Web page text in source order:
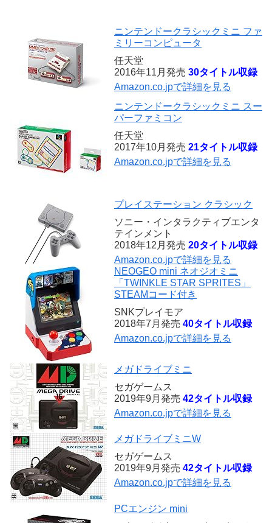
ニンテンドークラシックミニ ファ
ミリーコンピュータ
任天堂
2016年11月発売 30タイトル収録
Amazon.co.jpで詳細を見る
ニンテンドークラシックミニ スー
パーファミコン
任天堂
2017年10月発売 21タイトル収録
Amazon.co.jpで詳細を見る
プレイステーション クラシック
ソニー・インタラクティブエンタ
テインメント
2018年12月発売 20タイトル収録
Amazon.co.jpで詳細を見る
NEOGEO mini ネオジオミニ
「TWINKLE STAR SPRITES」
STEAMコード付き
SNKプレイモア
2018年7月発売 40タイトル収録
Amazon.co.jpで詳細を見る
メガドライブミニ
セガゲームス
2019年9月発売 42タイトル収録
Amazon.co.jpで詳細を見る
メガドライブミニW
セガゲームス
2019年9月発売 42タイトル収録
Amazon.co.jpで詳細を見る
PCエンジン mini